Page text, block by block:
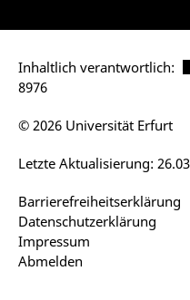
Inhaltlich verantwortlich:
8976
Barrierefreiheitserklärung
Datenschutzerklärung
Impressum
Abmelden
Letzte Aktualisierung:
© 2026 Universität Erfurt